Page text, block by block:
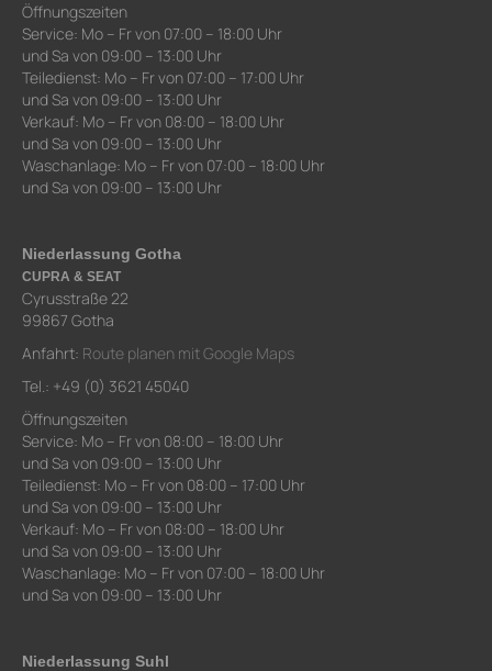
Öffnungszeiten
Service: Mo – Fr von 07:00 – 18:00 Uhr
und Sa von 09:00 – 13:00 Uhr
Teiledienst: Mo – Fr von 07:00 – 17:00 Uhr
und Sa von 09:00 – 13:00 Uhr
Verkauf: Mo – Fr von 08:00 – 18:00 Uhr
und Sa von 09:00 – 13:00 Uhr
Waschanlage: Mo – Fr von 07:00 – 18:00 Uhr
und Sa von 09:00 – 13:00 Uhr
Niederlassung Gotha
CUPRA & SEAT
Cyrusstraße 22
99867 Gotha
Anfahrt: Route planen mit Google Maps
Tel.: +49 (0) 3621 45040
Öffnungszeiten
Service: Mo – Fr von 08:00 – 18:00 Uhr
und Sa von 09:00 – 13:00 Uhr
Teiledienst: Mo – Fr von 08:00 – 17:00 Uhr
und Sa von 09:00 – 13:00 Uhr
Verkauf: Mo – Fr von 08:00 – 18:00 Uhr
und Sa von 09:00 – 13:00 Uhr
Waschanlage: Mo – Fr von 07:00 – 18:00 Uhr
und Sa von 09:00 – 13:00 Uhr
Niederlassung Suhl